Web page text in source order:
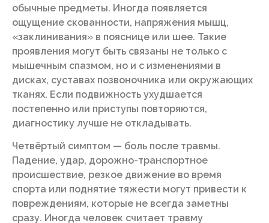
обычные предметы. Иногда появляется
ощущение скованности, напряжения мышц,
«заклинивания» в пояснице или шее. Такие
проявления могут быть связаны не только с
мышечным спазмом, но и с изменениями в
дисках, суставах позвоночника или окружающих
тканях. Если подвижность ухудшается
постепенно или приступы повторяются,
диагностику лучше не откладывать.
Четвёртый симптом — боль после травмы.
Падение, удар, дорожно-транспортное
происшествие, резкое движение во время
спорта или поднятие тяжести могут привести к
повреждениям, которые не всегда заметны
сразу. Иногда человек считает травму